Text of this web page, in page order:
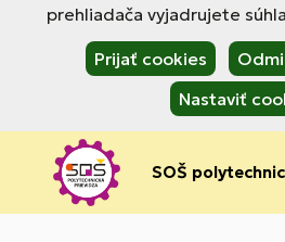
prehliadača vyjadrujete
Prijať cookies
Nastaviť
SOŠ